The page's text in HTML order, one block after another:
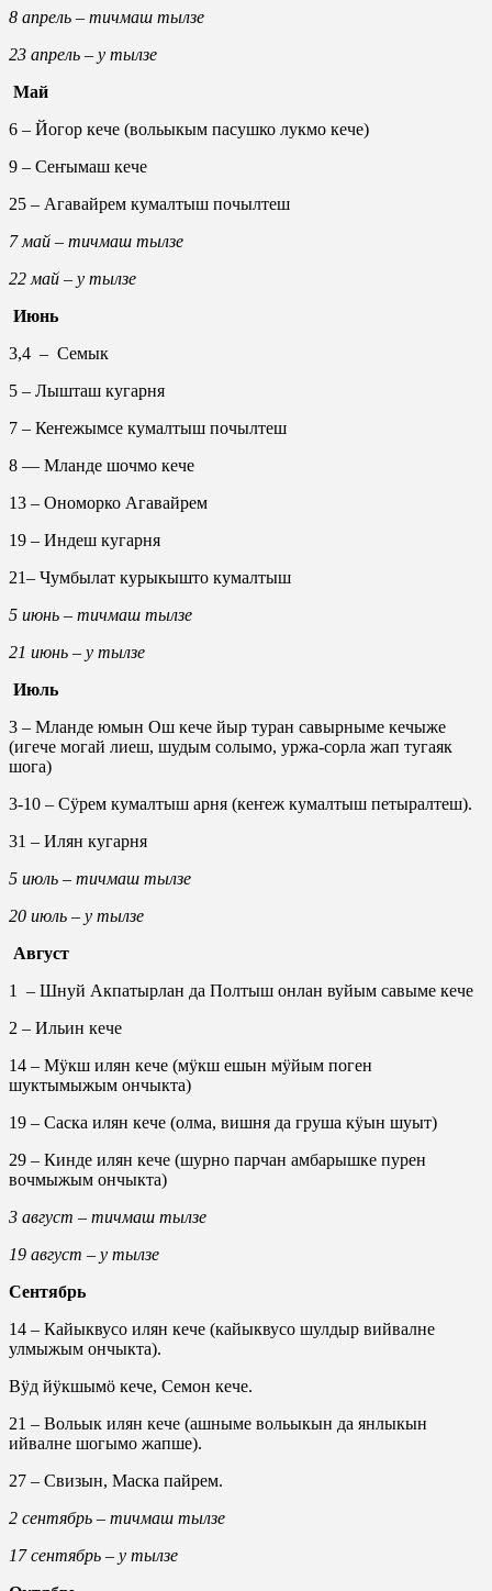
8 апрель – тичмаш тылзе
23 апрель – у тылзе
Май
6 – Йогор кече (вольыкым пасушко лукмо кече)
9 – Сеҥымаш кече
25 – Агавайрем кумалтыш почылтеш
7 май – тичмаш тылзе
22 май – у тылзе
Июнь
3,4 – Семык
5 – Лышташ кугарня
7 – Кеҥежымсе кумалтыш почылтеш
8 — Мланде шочмо кече
13 – Ономорко Агавайрем
19 – Индеш кугарня
21– Чумбылат курыкышто кумалтыш
5 июнь – тичмаш тылзе
21 июнь – у тылзе
Июль
3 – Мланде юмын Ош кече йыр туран савырныме кечыже
(игече могай лиеш, шудым солымо, уржа-сорла жап тугаяк
шога)
3-10 – Сӱрем кумалтыш арня (кеҥеж кумалтыш петыралтеш).
31 – Илян кугарня
5 июль – тичмаш тылзе
20 июль – у тылзе
Август
1 – Шнуй Акпатырлан да Полтыш онлан вуйым савыме кече
2 – Ильин кече
14 – Мӱкш илян кече (мӱкш ешын мӱйым поген
шуктымыжым ончыкта)
19 – Саска илян кече (олма, вишня да груша кӱын шуыт)
29 – Кинде илян кече (шурно парчан амбарышке пурен
вочмыжым ончыкта)
3 август – тичмаш тылзе
19 август – у тылзе
Сентябрь
14 – Кайыквусо илян кече (кайыквусо шулдыр вийвалне
улмыжым ончыкта).
Вӱд йӱкшымӧ кече, Семон кече.
21 – Вольык илян кече (ашныме вольыкын да янлыкын
ийвалне шогымо жапше).
27 – Свизын, Маска пайрем.
2 сентябрь – тичмаш тылзе
17 сентябрь – у тылзе